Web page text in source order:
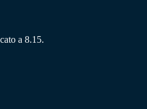
a 8.15.